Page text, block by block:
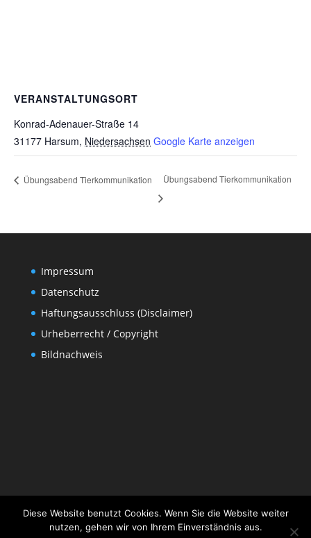
VERANSTALTUNGSORT
Konrad-Adenauer-Straße 14
31177 Harsum, Niedersachsen Google Karte anzeigen
Übungsabend Tierkommunikation Übungsabend Tierkommunikation
Impressum
Datenschutz
Haftungsausschluss (Disclaimer)
Urheberrecht / Copyright
Bildnachweis
Diese Website benutzt Cookies. Wenn Sie die Website weiter
nutzen, gehen wir von Ihrem Einverständnis aus.